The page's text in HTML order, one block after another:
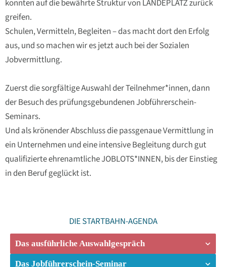
konnten auf die bewährte Struktur von LANDEPLATZ zurück
greifen.
Schulen, Vermitteln, Begleiten – das macht dort den Erfolg
aus, und so machen wir es jetzt auch bei der Sozialen
Jobvermittlung.
Zuerst die sorgfältige Auswahl der Teilnehmer*innen, dann
der Besuch des prüfungsgebundenen Jobführerschein-
Seminars.
Und als krönender Abschluss die passgenaue Vermittlung in
ein Unternehmen und eine intensive Begleitung durch gut
qualifizierte ehrenamtliche JOBLOTS*INNEN, bis der Einstieg
in den Beruf geglückt ist.
DIE STARTBAHN-AGENDA
Das ausführliche Auswahlgespräch
Das Jobführerschein-Seminar